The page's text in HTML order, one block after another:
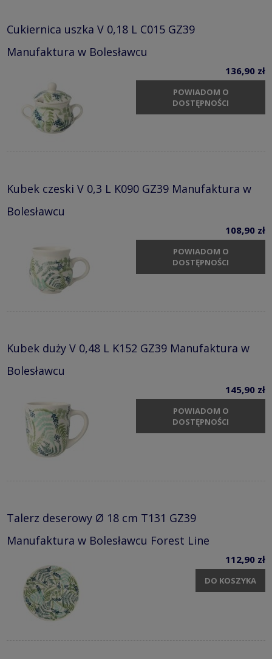
Cukiernica uszka V 0,18 L C015 GZ39
Manufaktura w Bolesławcu
136,90 zł
POWIADOM O
DOSTĘPNOŚCI
Kubek czeski V 0,3 L K090 GZ39 Manufaktura w
Bolesławcu
108,90 zł
POWIADOM O
DOSTĘPNOŚCI
Kubek duży V 0,48 L K152 GZ39 Manufaktura w
Bolesławcu
145,90 zł
POWIADOM O
DOSTĘPNOŚCI
Talerz deserowy Ø 18 cm T131 GZ39
Manufaktura w Bolesławcu Forest Line
112,90 zł
DO KOSZYKA